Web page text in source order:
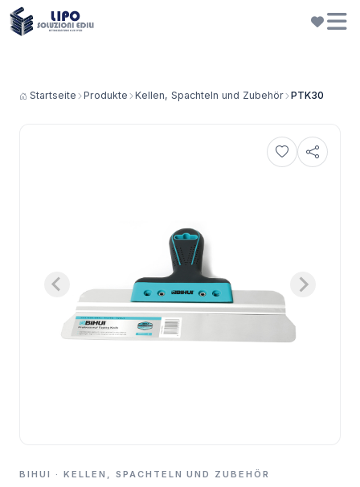
Startseite Produkte Kellen, Spachteln und Zubehör PTK30
BIHUI · KELLEN, SPACHTELN UND ZUBEHÖR